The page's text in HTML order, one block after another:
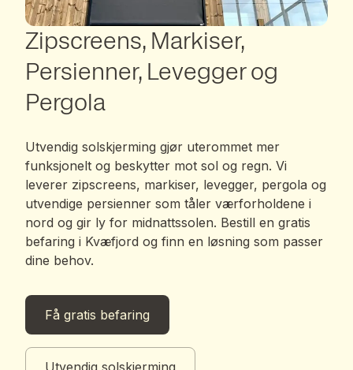
Zipscreens, Markiser,
Persienner, Levegger og
Pergola
Utvendig solskjerming gjør uterommet mer
funksjonelt og beskytter mot sol og regn. Vi
leverer zipscreens, markiser, levegger, pergola og
utvendige persienner som tåler værforholdene i
nord og gir ly for midnattssolen. Bestill en gratis
befaring i Kvæfjord og finn en løsning som passer
dine behov.
Få gratis befaring
Utvendig solskjerming